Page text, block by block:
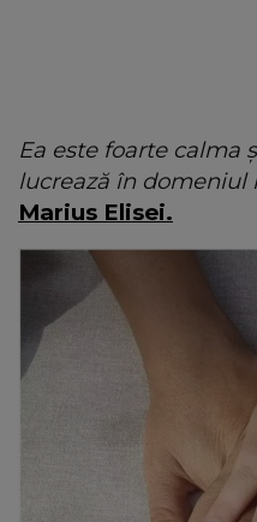
Ea este foarte calma
lucrează în domeniul
Marius Elisei.